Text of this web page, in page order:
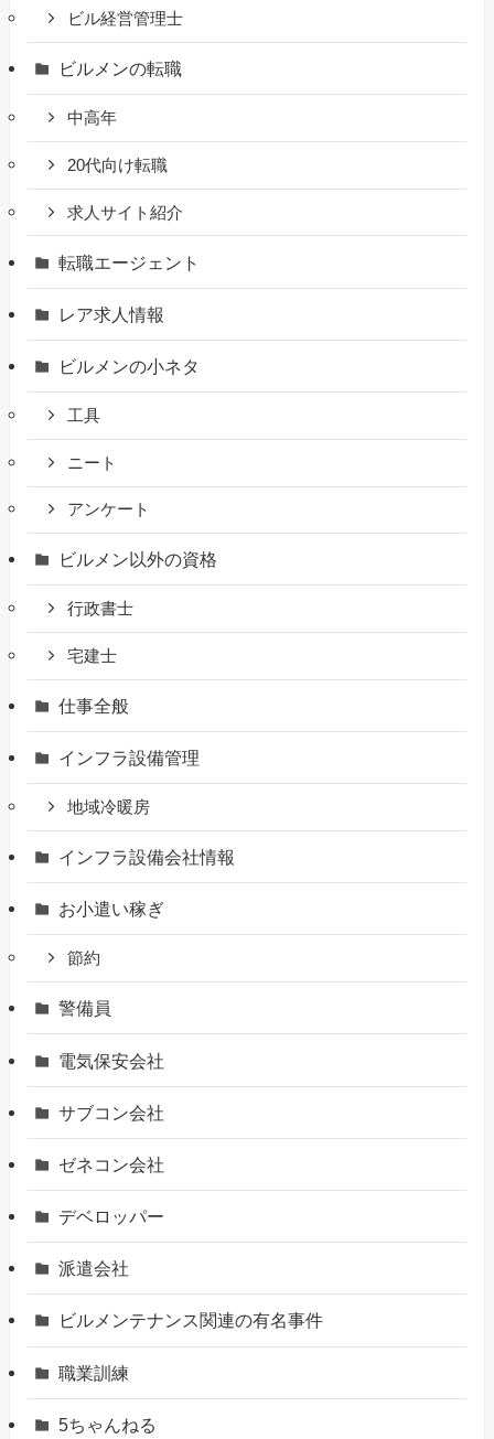
ビル経営管理士
ビルメンの転職
中高年
20代向け転職
求人サイト紹介
転職エージェント
レア求人情報
ビルメンの小ネタ
工具
ニート
アンケート
ビルメン以外の資格
行政書士
宅建士
仕事全般
インフラ設備管理
地域冷暖房
インフラ設備会社情報
お小遣い稼ぎ
節約
警備員
電気保安会社
サブコン会社
ゼネコン会社
デベロッパー
派遣会社
ビルメンテナンス関連の有名事件
職業訓練
5ちゃんねる